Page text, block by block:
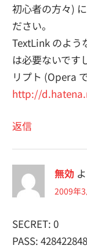
初心者の方々)
ださい。
TextLink のよう
は必要ないです
リプト (Opera
http://
返信
無効
2009年
SECRET: 0
PASS: